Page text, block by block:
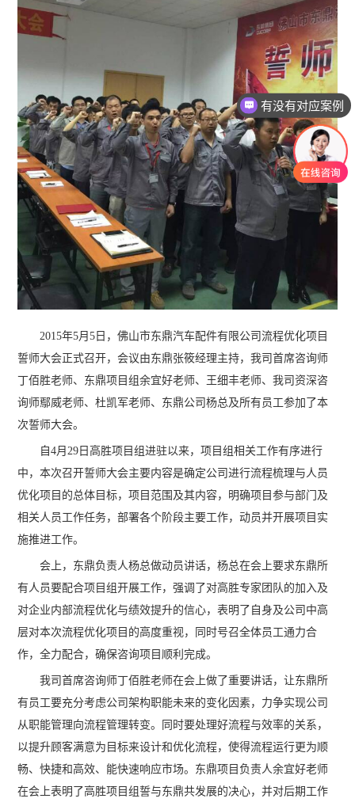
2015年5月5日，佛山市东鼎汽车配件有限公司流程优化项目
誓师大会正式召开，会议由东鼎张筱经理主持，我司首席咨询师
丁佰胜老师、东鼎项目组余宜好老师、王细丰老师、我司资深咨
询师鄢威老师、杜凯军老师、东鼎公司杨总及所有员工参加了本
次誓师大会。
自4月29日高胜项目组进驻以来，项目组相关工作有序进行
中，本次召开誓师大会主要内容是确定公司进行流程梳理与人员
优化项目的总体目标，项目范围及其内容，明确项目参与部门及
相关人员工作任务，部署各个阶段主要工作，动员并开展项目实
施推进工作。
会上，东鼎负责人杨总做动员讲话，杨总在会上要求东鼎所
有人员要配合项目组开展工作，强调了对高胜专家团队的加入及
对企业内部流程优化与绩效提升的信心，表明了自身及公司中高
层对本次流程优化项目的高度重视，同时号召全体员工通力合
作，全力配合，确保咨询项目顺利完成。
我司首席咨询师丁佰胜老师在会上做了重要讲话，让东鼎所
有员工要充分考虑公司架构职能未来的变化因素，力争实现公司
从职能管理向流程管理转变。同时要处理好流程与效率的关系，
以提升顾客满意为目标来设计和优化流程，使得流程运行更为顺
畅、快捷和高效、能快速响应市场。东鼎项目负责人余宜好老师
在会上表明了高胜项目组誓与东鼎共发展的决心，并对后期工作
有没有对应案例
老师可以上面拜访吗？